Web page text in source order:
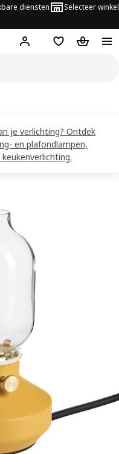
diensten Selecteer winkel
Hej! Log inVerlanglijstje
je verlichting? Ontdek
en plafondlampen,